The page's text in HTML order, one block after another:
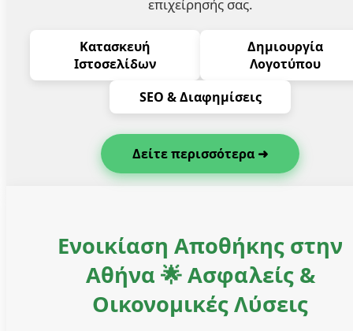
επιχείρησής σας.
Κατασκευή
Ιστοσελίδων
Δημιουργία
Λογοτύπου
SEO & Διαφημίσεις
Δείτε περισσότερα ➜
Ενοικίαση Αποθήκης στην
Αθήνα 🌟 Ασφαλείς &
Οικονομικές Λύσεις